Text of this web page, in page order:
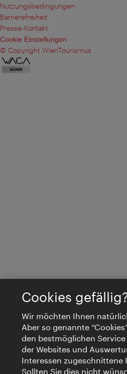
Nutzungsbedingungen
Barrierefreiheit
Presse-Kontakt
Cookie Einstellungen
© Copyright WienTourismus
Cookies
Wir möchten Ihnen
Aber so genannte
den bestmöglichen
der Websites und
Interessen zugeschnittene
Sollten Sie dies nicht